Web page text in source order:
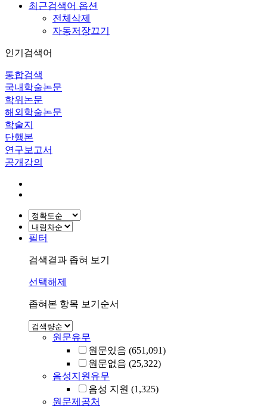
최근검색어 옵션
전체삭제
자동저장끄기
인기검색어
통합검색
국내학술논문
학위논문
해외학술논문
학술지
단행본
연구보고서
공개강의
필터
검색결과 좁혀 보기
선택해제
좁혀본 항목 보기순서
원문유무
원문있음 (651,091)
원문없음 (25,322)
음성지원유무
음성 지원 (1,325)
원문제공처